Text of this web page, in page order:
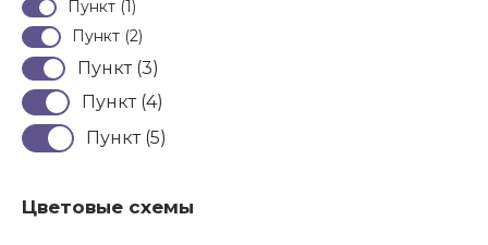
Пункт (1)
Пункт (2)
Пункт (3)
Пункт (4)
Пункт (5)
Цветовые схемы